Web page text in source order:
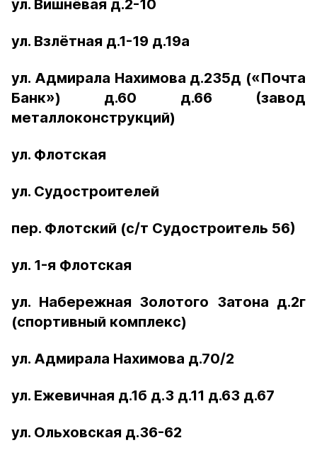
ул. Вишнёвая д.2-10
ул. Взлётная д.1-19 д.19а
ул. Адмирала Нахимова д.235д («Почта
Банк») д.60 д.66 (завод
металлоконструкций)
ул. Флотская
ул. Судостроителей
пер. Флотский (с/т Судостроитель 56)
ул. 1-я Флотская
ул. Набережная Золотого Затона д.2г
(спортивный комплекс)
ул. Адмирала Нахимова д.70/2
ул. Ежевичная д.1б д.3 д.11 д.63 д.67
ул. Ольховская д.36-62